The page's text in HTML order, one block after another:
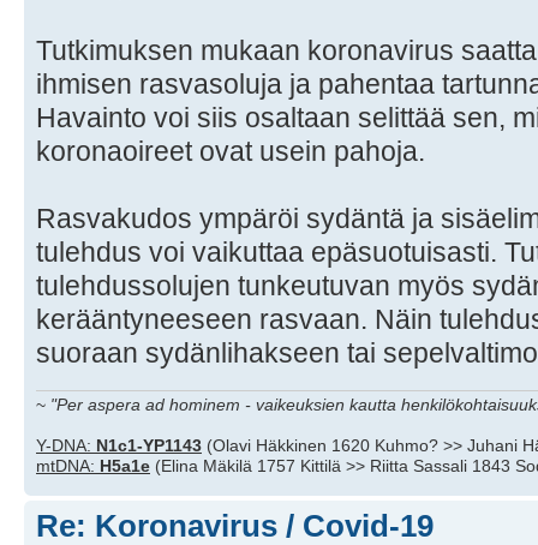
Tutkimuksen mukaan koronavirus
ihmisen rasvasoluja ja pahentaa
Havainto voi siis osaltaan selittää sen,
koronaoireet ovat usein pahoja.
Rasvakudos ympäröi sydäntä ja
tulehdus voi vaikuttaa epäsuotuisasti.
tulehdussolujen tunkeutuvan myös
kerääntyneeseen rasvaan. Näin
suoraan sydänlihakseen tai
~ "Per aspera ad hominem - vaikeuksien kautta
Y-DNA: N1c1-YP1143 (Olavi Häkkinen 1620 Kuhmo? >> Juhani
mtDNA: H5a1e (Elina Mäkilä 1757 Kittilä >> Riitta Sassali 1843
Re: Koronavirus / Covid-19